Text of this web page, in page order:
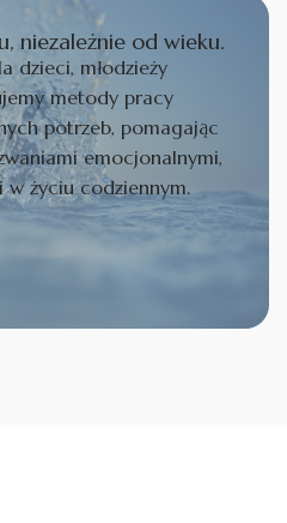
niezależnie od wieku.
dzieci, młodzieży
metody pracy
potrzeb, pomagając
emocjonalnymi,
w życiu codziennym.